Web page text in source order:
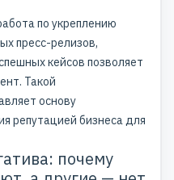
по укреплению
пресс-релизов,
кейсов позволяет
Такой
основу
репутацией бизнеса для
почему